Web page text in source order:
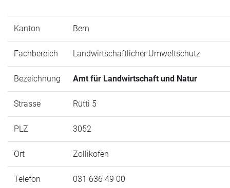
Kanton Bern
Fachbereich Landwirtschaftlicher Umweltschutz
Bezeichnung Amt für Landwirtschaft und Natur
Strasse Rütti 5
PLZ 3052
Ort Zollikofen
Telefon 031 636 49 00